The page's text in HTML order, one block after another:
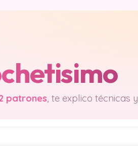
patrones, te explico técnicas y